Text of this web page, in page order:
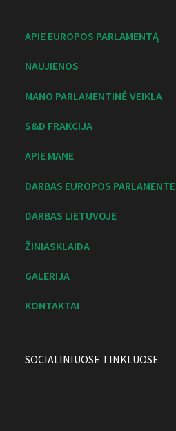
APIE EUROPOS PARLAMENTĄ
NAUJIENOS
MANO PARLAMENTINĖ VEIKLA
S&D FRAKCIJA
APIE MANE
DARBAS EUROPOS PARLAMENTE
DARBAS LIETUVOJE
ŽINIASKLAIDA
GALERIJA
KONTAKTAI
SOCIALINIUOSE TINKLUOSE